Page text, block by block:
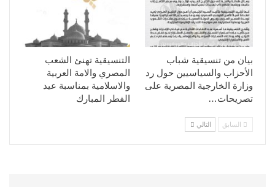
التنسيقية تهنئ الشعب
المصري والامة العربية
والاسلامية بمناسبة عيد
الفطر المبارك
بيان من تنسيقية شباب
الأحزاب والسياسيين حول رد
وزارة الخارجية المصرية على
تصريحات…
السابق التالي